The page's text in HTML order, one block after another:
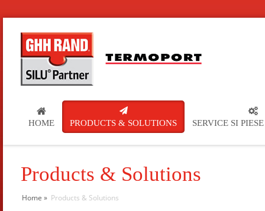
HOME PRODUCTS & SOLUTIONS SERVICE SI
Products & Solutions
Home » Products & Solutions